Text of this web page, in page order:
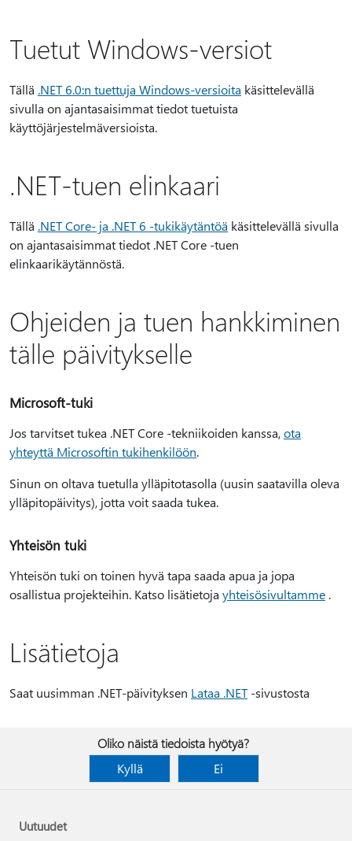
Tuetut Windows-versiot
Tällä .NET 6.0:n tuettuja Windows-versioita käsittelevällä
sivulla on ajantasaisimmat tiedot tuetuista
käyttöjärjestelmäversioista.
.NET-tuen elinkaari
Tällä .NET Core- ja .NET 6 -tukikäytäntöä käsittelevällä sivulla
on ajantasaisimmat tiedot .NET Core -tuen
elinkaarikäytännöstä.
Ohjeiden ja tuen hankkiminen
tälle päivitykselle
Microsoft-tuki
Jos tarvitset tukea .NET Core -tekniikoiden kanssa,ota
yhteyttä Microsoftin tukihenkilöön.
Sinun on oltava tuetulla ylläpitotasolla (uusin saatavilla oleva
ylläpitopäivitys), jotta voit saada tukea.
Yhteisön tuki
Yhteisön tuki on toinen hyvä tapa saada apua ja jopa
osallistua projekteihin. Katso lisätietoja yhteisösivultamme .
Lisätietoja
Saat uusimman .NET-päivityksen Lataa .NET-sivustosta
Oliko näistä tiedoista hyötyä?
Kyllä
Ei
Uutuudet